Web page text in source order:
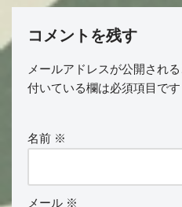
コメントを残す
メールアドレスが公開され
付いている欄は必須項目です
名前 ※
メール ※